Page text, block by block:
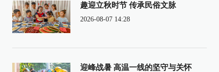
趣迎立秋时节 传承民俗文脉
2026-08-07 14:28
迎峰战暑 高温一线的坚守与关怀